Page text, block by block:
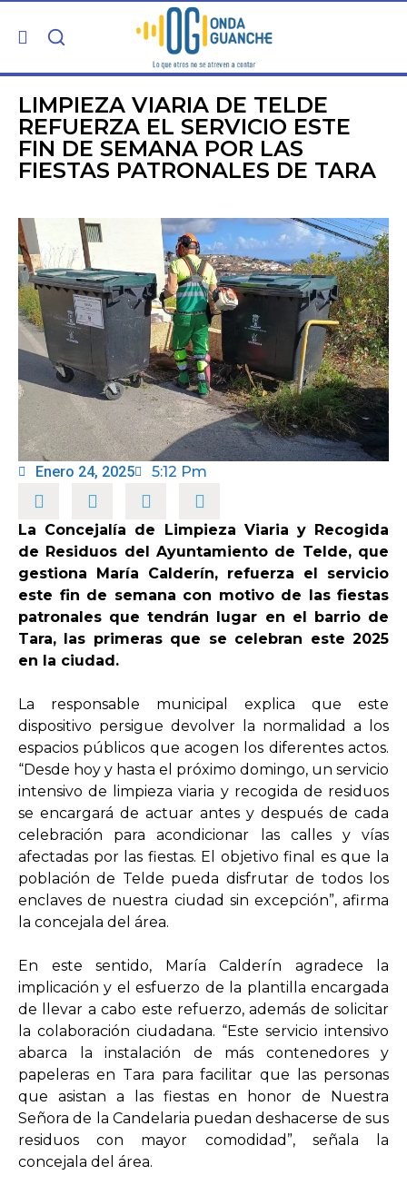
PORTADA
TELDE
CANARIAS
5ª COLUMNA
CARTAS DEL DIRECTOR
ENTREVISTAS
OPINIÓN
PROGRAMAS
LIMPIEZA VIARIA DE TELDE
REFUERZA EL SERVICIO ESTE
FIN DE SEMANA POR LAS
FIESTAS PATRONALES DE TARA
Enero 24, 2025 5:12 Pm
La Concejalía de Limpieza Viaria y Recogida
de Residuos del Ayuntamiento de Telde, que
gestiona María Calderín, refuerza el servicio
este fin de semana con motivo de las fiestas
patronales que tendrán lugar en el barrio de
Tara, las primeras que se celebran este 2025
en la ciudad.
La responsable municipal explica que este
dispositivo persigue devolver la normalidad a los
espacios públicos que acogen los diferentes actos.
“Desde hoy y hasta el próximo domingo, un servicio
intensivo de limpieza viaria y recogida de residuos
se encargará de actuar antes y después de cada
celebración para acondicionar las calles y vías
afectadas por las fiestas. El objetivo final es que la
población de Telde pueda disfrutar de todos los
enclaves de nuestra ciudad sin excepción”, afirma
la concejala del área.
En este sentido, María Calderín agradece la
implicación y el esfuerzo de la plantilla encargada
de llevar a cabo este refuerzo, además de solicitar
la colaboración ciudadana. “Este servicio intensivo
abarca la instalación de más contenedores y
papeleras en Tara para facilitar que las personas
que asistan a las fiestas en honor de Nuestra
Señora de la Candelaria puedan deshacerse de sus
residuos con mayor comodidad”, señala la
concejala del área.